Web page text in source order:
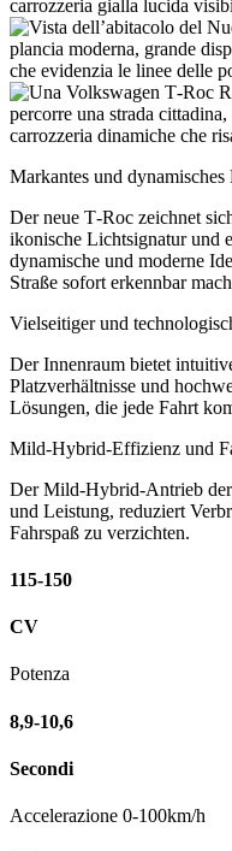
Markantes und dynamisches
Der neue T‑Roc zeichnet
ikonische Lichtsignatur und
dynamische und moderne
Straße sofort erkennbar
Vielseitiger und
Der Innenraum bietet
Platzverhältnisse und
Lösungen, die jede Fahrt
Mild-Hybrid-Effizienz und
Der Mild-Hybrid-Antrieb
und Leistung, reduziert
Fahrspaß zu verzichten.
115-150
CV
Potenza
8,9-10,6
Secondi
Accelerazione 0-100km/h